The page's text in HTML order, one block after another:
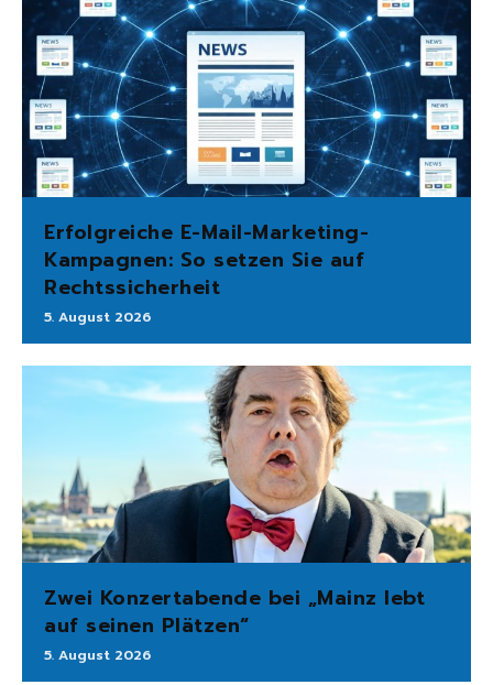
Erfolgreiche E-Mail-Marketing-
Kampagnen: So setzen Sie auf
Rechtssicherheit
5. August 2026
Zwei Konzertabende bei „Mainz lebt
auf seinen Plätzen“
5. August 2026